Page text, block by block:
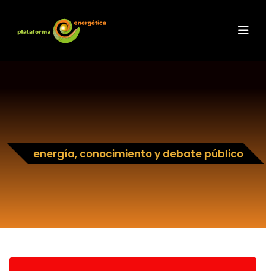
energía, conocimiento y debate público